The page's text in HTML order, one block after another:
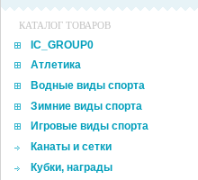
КАТАЛОГ ТОВАРОВ
IC_GROUP0
Атлетика
Водные виды спорта
Зимние виды спорта
Игровые виды спорта
Канаты и сетки
Кубки, награды